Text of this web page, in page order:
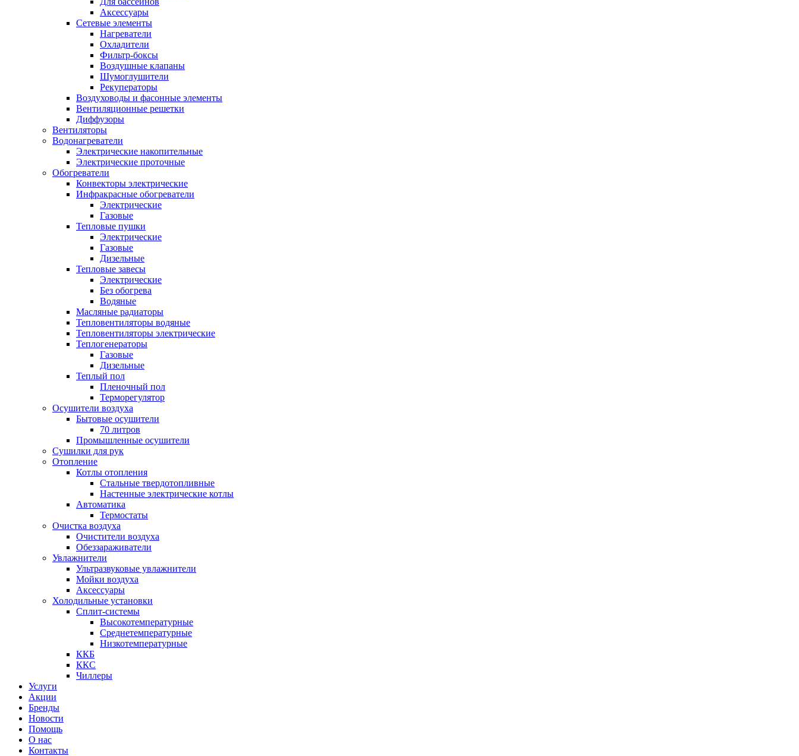
Аксессуары
Сетевые элементы
Нагреватели
Охладители
Фильтр-боксы
Воздушные клапаны
Шумоглушители
Рекуператоры
Воздуховоды и фасонные элементы
Вентиляционные решетки
Диффузоры
Вентиляторы
Водонагреватели
Электрические накопительные
Электрические проточные
Обогреватели
Конвекторы электрические
Инфракрасные обогреватели
Электрические
Газовые
Тепловые пушки
Электрические
Газовые
Дизельные
Тепловые завесы
Электрические
Без обогрева
Водяные
Масляные радиаторы
Тепловентиляторы водяные
Тепловентиляторы электрические
Теплогенераторы
Газовые
Дизельные
Теплый пол
Пленочный пол
Терморегулятор
Осушители воздуха
Бытовые осушители
70 литров
Промышленные осушители
Сушилки для рук
Отопление
Котлы отопления
Стальные твердотопливные
Настенные электрические котлы
Автоматика
Термостаты
Очистка воздуха
Очистители воздуха
Обеззараживатели
Увлажнители
Ультразвуковые увлажнители
Мойки воздуха
Аксессуары
Холодильные установки
Сплит-системы
Высокотемпературные
Среднетемпературные
Низкотемпературные
ККБ
ККС
Чиллеры
Услуги
Акции
Бренды
Новости
Помощь
О нас
Контакты